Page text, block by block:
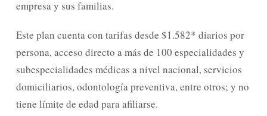
empresa y sus familias.
Este plan cuenta con tarifas desde $1.582* diarios por
persona, acceso directo a más de 100 especialidades y
subespecialidades médicas a nivel nacional, servicios
domiciliarios, odontología preventiva, entre otros; y no
tiene límite de edad para afiliarse.